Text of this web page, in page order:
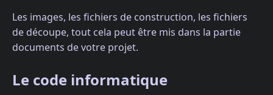
Les images, les fichiers de construction, les fichiers
de découpe, tout cela peut être mis dans la partie
documents de votre projet.
Le code informatique